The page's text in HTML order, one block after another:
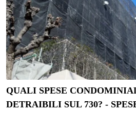
QUALI SPESE
DETRAIBILI SUL 730? -